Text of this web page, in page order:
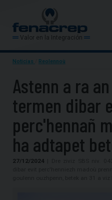
Valor en la Integración
Noticias Reolennoù
Astenn a ra an
termen dibar
perc'hennañ
ha adtapet
27/12/2024